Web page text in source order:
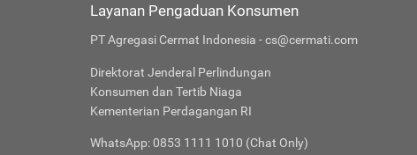
Layanan Pengaduan Konsumen
PT Agregasi Cermat Indonesia - cs@cermati.com
Direktorat Jenderal Perlindungan
Konsumen dan Tertib Niaga
Kementerian Perdagangan RI
WhatsApp: 0853 1111 1010 (Chat Only)